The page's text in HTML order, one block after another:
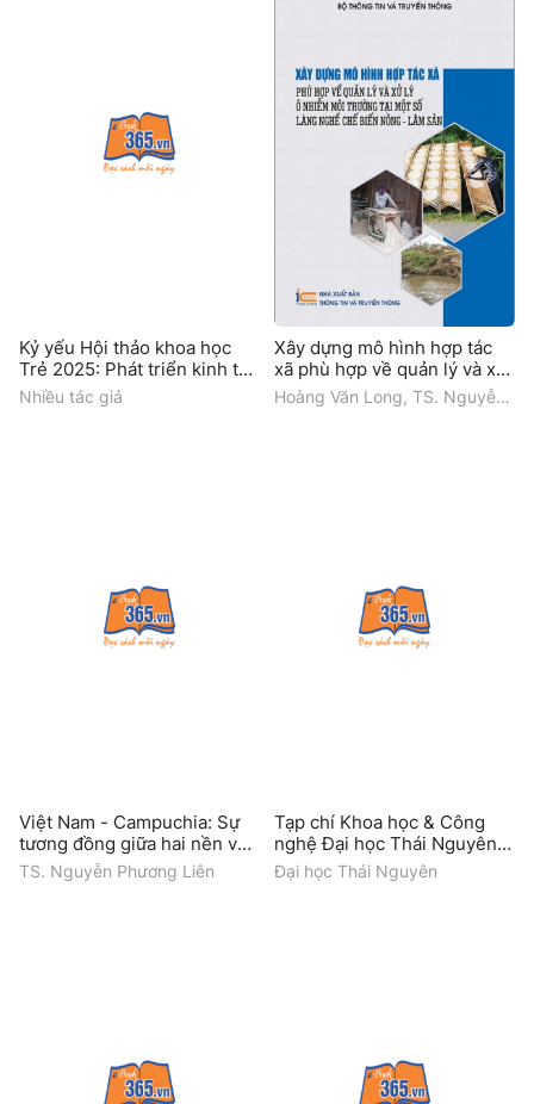
Kỷ yếu Hội thảo khoa học
Trẻ 2025: Phát triển kinh tế
tư nhân tại Việt Nam -
Những vấn đề lý luận và
Nhiều tác giả
Xây dựng mô hình hợp tác
xã phù hợp về quản lý và xử
lý ô nhiễm môi trường tại
một số làng nghề chế biến
Hoàng Văn Long, TS. Nguyễn
Việt Nam - Campuchia: Sự
tương đồng giữa hai nền văn
hóa
TS. Nguyễn Phương Liên
Tạp chí Khoa học & Công
nghệ Đại học Thái Nguyên
(Số 229.03/Q2)
Đại học Thái Nguyên